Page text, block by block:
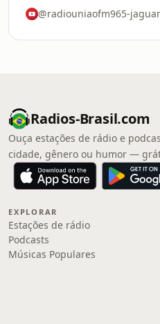
@radiouniaofm965-
Radios-Brasil.com
Ouça estações de rádio e
cidade, gênero ou humor —
EXPLORAR
Estações de rádio
Podcasts
Músicas Populares